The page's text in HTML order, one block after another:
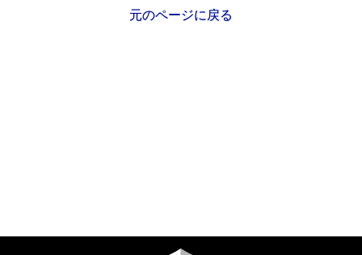
元のページに戻る